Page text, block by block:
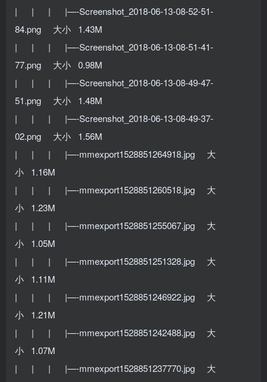
| | | |—-Screenshot_2018-06-13-08-52-51-
84.png 大小 1.43M
| | | |—-Screenshot_2018-06-13-08-51-41-
77.png 大小 0.98M
| | | |—-Screenshot_2018-06-13-08-49-47-
51.png 大小 1.48M
| | | |—-Screenshot_2018-06-13-08-49-37-
02.png 大小 1.56M
| | | |—-mmexport1528851264918.jpg 大
小 1.16M
| | | |—-mmexport1528851260518.jpg 大
小 1.23M
| | | |—-mmexport1528851255067.jpg 大
小 1.05M
| | | |—-mmexport1528851251328.jpg 大
小 1.11M
| | | |—-mmexport1528851246922.jpg 大
小 1.21M
| | | |—-mmexport1528851242488.jpg 大
小 1.07M
| | | |—-mmexport1528851237770.jpg 大